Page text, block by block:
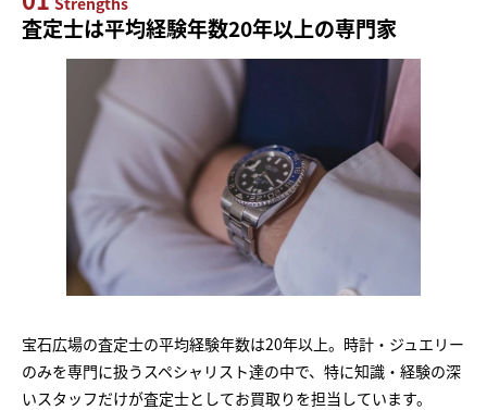
査定士は平均経験年数20年以上の専門家
宝石広場の査定士の平均経験年数は20年以上。時計・ジュエリー
のみを専門に扱うスペシャリスト達の中で、特に知識・経験の深
いスタッフだけが査定士としてお買取りを担当しています。